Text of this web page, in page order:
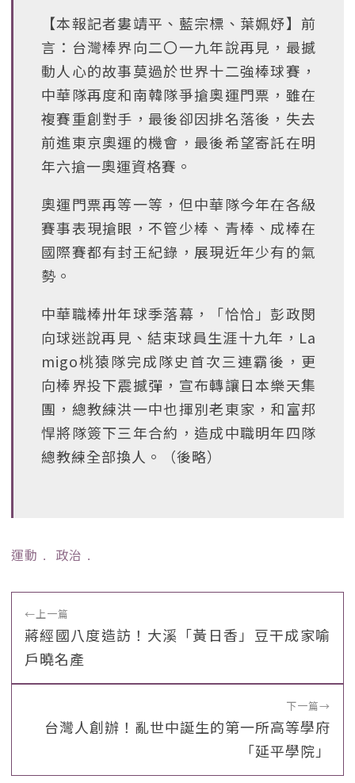
【本報記者婁靖平、藍宗標、葉姵妤】前
言：台灣棒界向二〇一九年說再見，最撼
動人心的故事莫過於世界十二強棒球賽，
中華隊再度和南韓隊爭搶奧運門票，雖在
複賽重創對手，最後卻因排名落後，失去
前進東京奧運的機會，最後希望寄託在明
年六搶一奧運資格賽。
奧運門票再等一等，但中華隊今年在各級
賽事表現搶眼，不管少棒、青棒、成棒在
國際賽都有封王紀錄，展現近年少有的氣
勢。
中華職棒卅年球季落幕，「恰恰」彭政閔
向球迷說再見、結束球員生涯十九年，La
migo桃猿隊完成隊史首次三連霸後，更
向棒界投下震撼彈，宣布轉讓日本樂天集
團，總教練洪一中也揮別老東家，和富邦
悍將隊簽下三年合約，造成中職明年四隊
總教練全部換人。（後略）
運動 ﹒ 政治 ﹒
←上一篇
蔣經國八度造訪！大溪「黃日香」豆干成家喻
戶曉名產
下一篇→
台灣人創辦！亂世中誕生的第一所高等學府
「延平學院」